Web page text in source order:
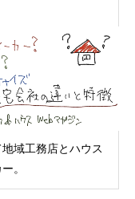
域工務店とハウス
。